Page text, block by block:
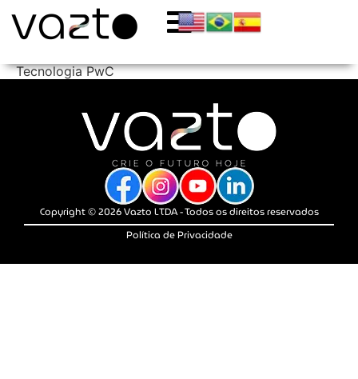
Tecnologia PwC
Copyright © 2026 Vazto LTDA - Todos os direitos reservados
Política de Privacidade